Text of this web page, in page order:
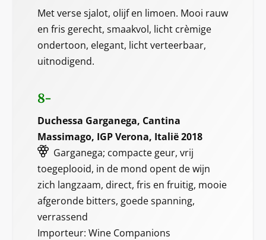
Met verse sjalot, olijf en limoen. Mooi rauw
en fris gerecht, smaakvol, licht crèmige
ondertoon, elegant, licht verteerbaar,
uitnodigend.
8-
Duchessa Garganega, Cantina
Massimago, IGP Verona, Italië 2018
Garganega; compacte geur, vrij
toegeplooid, in de mond opent de wijn
zich langzaam, direct, fris en fruitig, mooie
afgeronde bitters, goede spanning,
verrassend
Importeur: Wine Companions